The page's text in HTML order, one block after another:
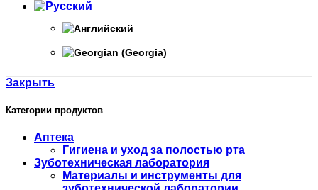
Закрыть
Категории продуктов
Аптека
Гигиена и уход за полостью рта
Зуботехническая лаборатория
Материалы и инструменты для